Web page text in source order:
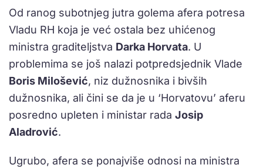
Od ranog subotnjeg jutra golema afera potresa
Vladu RH koja je već ostala bez uhićenog
ministra graditeljstva Darka Horvata. U
problemima se još nalazi potpredsjednik Vlade
Boris Milošević, niz dužnosnika i bivših
dužnosnika, ali čini se da je u ‘Horvatovu’ aferu
posredno upleten i ministar rada Josip
Aladrović.
Ugrubo, afera se ponajviše odnosi na ministra